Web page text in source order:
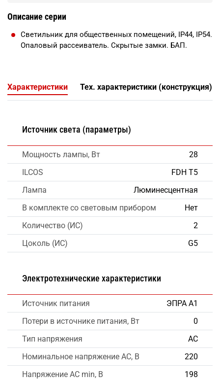
Описание серии
Светильник для общественных помещений, IP44, IP54.
Опаловый рассеиватель. Скрытые замки. БАП.
Характеристики Тех. характеристики (конструкция)
Источник света (параметры)
Мощность лампы, Вт
28
ILCOS
FDH T5
Лампа
Люминесцентная
В комплекте со световым прибором
Нет
Количество (ИС)
2
Цоколь (ИС)
G5
Электротехнические характеристики
Источник питания
ЭПРА А1
Потери в источнике питания, Вт
0
Тип напряжения
AC
Номинальное напряжение AC, В
220
Напряжение AC min, В
198